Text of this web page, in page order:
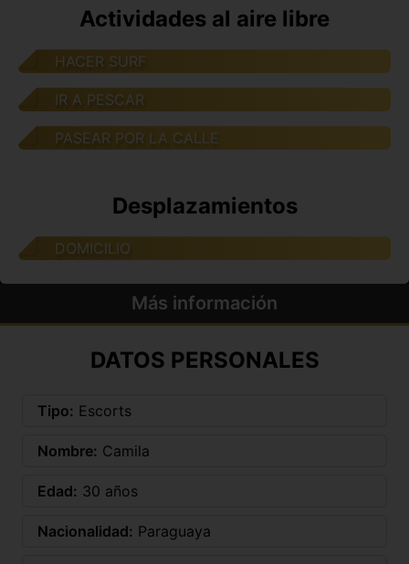
Actividades al aire libre
HACER SURF
IR A PESCAR
PASEAR POR LA CALLE
Desplazamientos
DOMICILIO
Más información
DATOS PERSONALES
Tipo: Escorts
Nombre: Camila
Edad: 30 años
Nacionalidad: Paraguaya